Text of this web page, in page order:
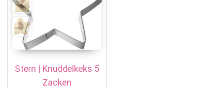
Stern | Knuddelkeks 5
Zacken